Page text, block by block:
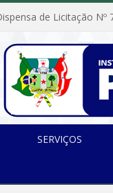
SERVIÇOS